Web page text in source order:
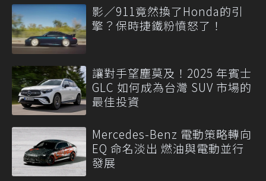
影／911竟然換了Honda的引
擎？保時捷鐵粉憤怒了！
讓對手望塵莫及！2025 年賓士
GLC 如何成為台灣 SUV 市場的
最佳投資
Mercedes-Benz 電動策略轉向
EQ 命名淡出 燃油與電動並行
發展